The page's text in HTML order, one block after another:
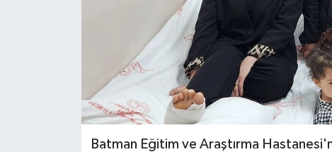
Batman Eğitim ve Araştırma